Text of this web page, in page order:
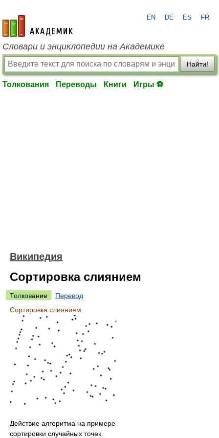
academic.ru
EN DE ES FR
Словари и энциклопедии на Академике
Найти!
Толкования Переводы Книги Игры ⚽
Википедия
Сортировка слиянием
Толкование
Перевод
Сортировка слиянием
Действие алгоритма на примере
сортировки случайных точек.